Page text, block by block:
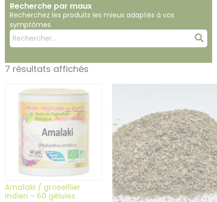
Recherche par maux
Recherchez les produits les mieux adaptés à vos
symptômes
Mots
clés
:
7 résultats affichés
Amalaki / groseillier
indien – 60 gélules